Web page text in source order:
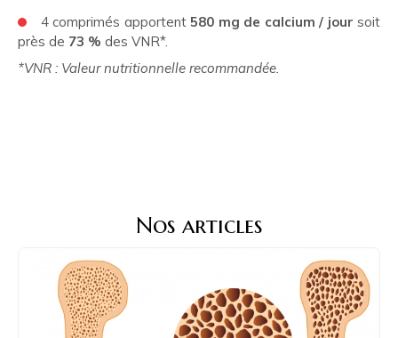
4 comprimés apportent580 mg de calcium / jour soit
près de 73 % des VNR*.
*VNR : Valeur nutritionnelle recommandée.
Nos articles